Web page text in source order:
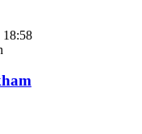
18:58